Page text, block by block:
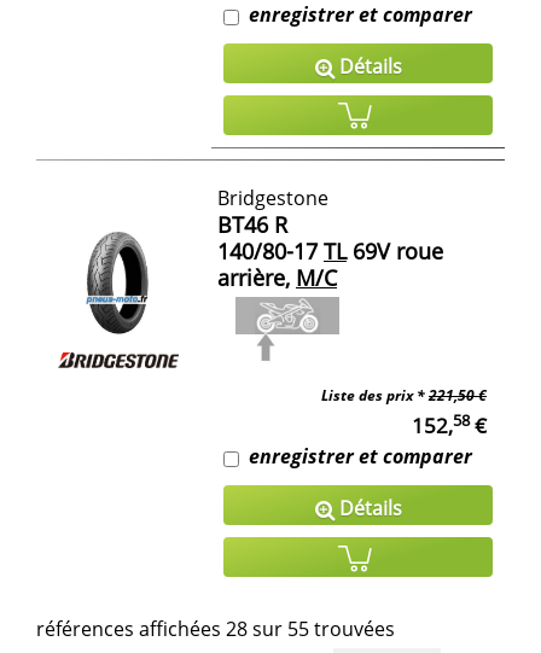
enregistrer et comparer
Détails
Bridgestone
BT46 R
140/80-17 TL69V roue
arrière, M/C
Liste des prix *221,50 €
152,58€
enregistrer et comparer
Détails
références affichées 28 sur 55 trouvées